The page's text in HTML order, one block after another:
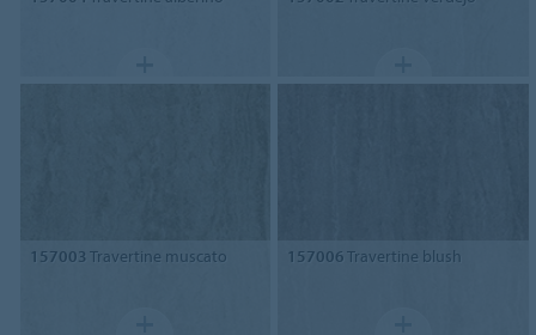
157003 Travertine muscato 157006Travertine blush